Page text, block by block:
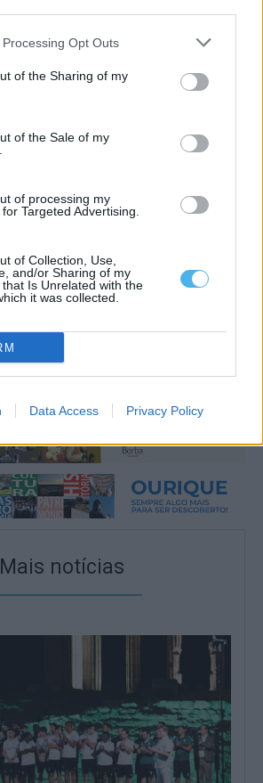
Opt Outs
of the Sharing of my
of the Sale of my
of processing my
Targeted Advertising.
of Collection, Use,
and/or Sharing of my
Is Unrelated with the
it was collected.
Data Access Privacy Policy
Mais notícias